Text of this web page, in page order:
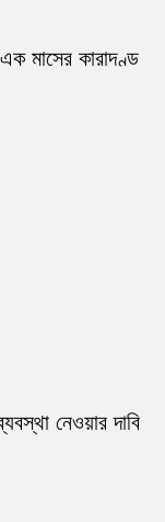
মাসের কারাদণ্ড
নেওয়ার দাবি